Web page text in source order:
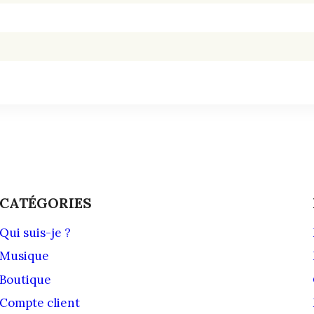
CATÉGORIES
Qui suis-je ?
Musique
Boutique
Compte client